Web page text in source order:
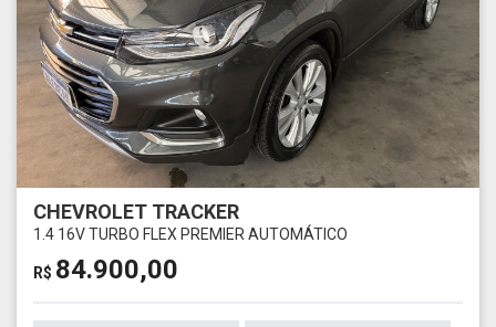
CHEVROLET TRACKER
1.4 16V TURBO FLEX PREMIER AUTOMÁTICO
R$ 84.900,00